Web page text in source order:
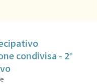
condivisa - 2°